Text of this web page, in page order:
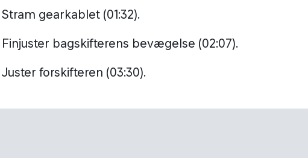
Stram gearkablet (01:32).
Finjuster bagskifterens bevægelse (02:07).
Juster forskifteren (03:30).